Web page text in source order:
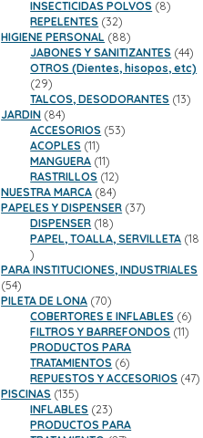
INSECTICIDAS POLVOS 88
REPELENTES 3232
productos
HIGIENE PERSONAL 8888
productos
JABONES Y SANITIZANTES 4444
OTROS (Dientes, hisopos, etc)
2929
productos
TALCOS, DESODORANTES 1313
JARDIN 8484
productos
ACCESORIOS 5353
ACOPLES 1111
productos
MANGUERA 1111
productos
RASTRILLOS 1212
productos
NUESTRA MARCA 8484
productos
PAPELES Y DISPENSER 3737
DISPENSER 1818
productos
PAPEL, TOALLA, SERVILLETA 18
18
productos
PARA INSTITUCIONES, INDUSTRIALES
5454
productos
PILETA DE LONA 7070
productos
COBERTORES E INFLABLES 66
FILTROS Y BARREFONDOS 1111
PRODUCTOS PARA
TRATAMIENTOS 66
productos
REPUESTOS Y ACCESORIOS 4747
PISCINAS 135135
productos
INFLABLES 2323
productos
PRODUCTOS PARA